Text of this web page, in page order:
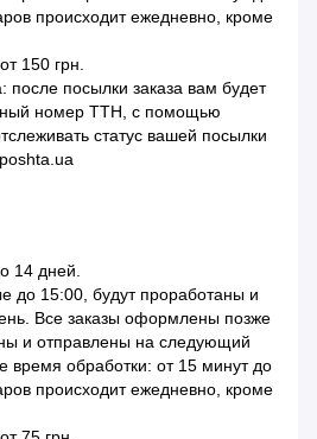
происходит ежедневно, кроме
150 грн.
после посылки заказа вам будет
номер ТТН, с помощью
статус вашей посылки
14 дней.
до 15:00, будут проработаны и
Все заказы оформлены позже
и отправлены на следующий
время обработки: от 15 минут до
происходит ежедневно, кроме